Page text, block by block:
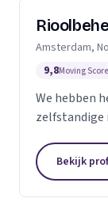
Amsterdam,
9,8Moving Score
We hebben
zelfstandige
Of een
Bekijk